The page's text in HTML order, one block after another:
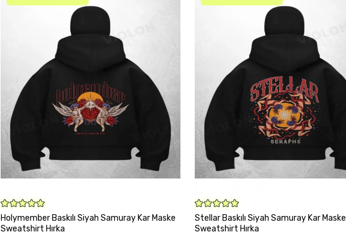
SEPETE EKLE
Holymember Baskılı Siyah Samuray Kar Maske
Sweatshirt Hırka
SEPETE EKLE
Stellar Baskılı Siyah Samuray Kar Maske
Sweatshirt Hırka